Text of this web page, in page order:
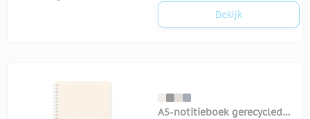
Bekijk
A5-notitieboek gerecycled